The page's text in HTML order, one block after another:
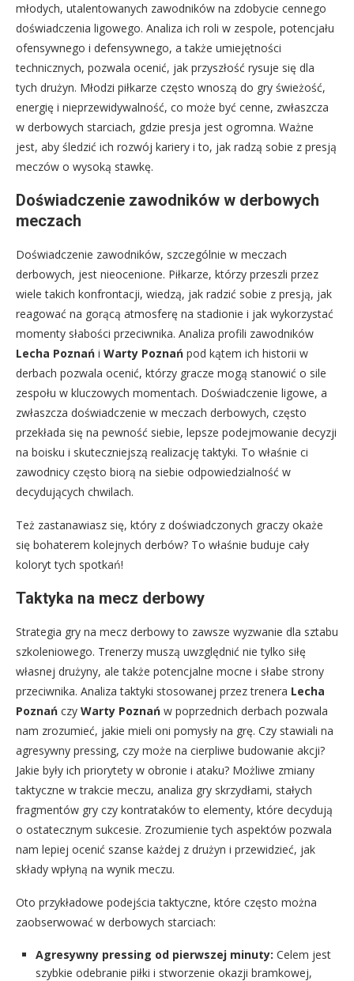
młodych, utalentowanych zawodników na zdobycie cennego
doświadczenia ligowego. Analiza ich roli w zespole, potencjału
ofensywnego i defensywnego, a także umiejętności
technicznych, pozwala ocenić, jak przyszłość rysuje się dla
tych drużyn. Młodzi piłkarze często wnoszą do gry świeżość,
energię i nieprzewidywalność, co może być cenne, zwłaszcza
w derbowych starciach, gdzie presja jest ogromna. Ważne
jest, aby śledzić ich rozwój kariery i to, jak radzą sobie z presją
meczów o wysoką stawkę.
Doświadczenie zawodników w derbowych
meczach
Doświadczenie zawodników, szczególnie w meczach
derbowych, jest nieocenione. Piłkarze, którzy przeszli przez
wiele takich konfrontacji, wiedzą, jak radzić sobie z presją, jak
reagować na gorącą atmosferę na stadionie i jak wykorzystać
momenty słabości przeciwnika. Analiza profili zawodników
Lecha Poznań i Warty Poznań pod kątem ich historii w
derbach pozwala ocenić, którzy gracze mogą stanowić o sile
zespołu w kluczowych momentach. Doświadczenie ligowe, a
zwłaszcza doświadczenie w meczach derbowych, często
przekłada się na pewność siebie, lepsze podejmowanie decyzji
na boisku i skuteczniejszą realizację taktyki. To właśnie ci
zawodnicy często biorą na siebie odpowiedzialność w
decydujących chwilach.
Też zastanawiasz się, który z doświadczonych graczy okaże
się bohaterem kolejnych derbów? To właśnie buduje cały
koloryt tych spotkań!
Taktyka na mecz derbowy
Strategia gry na mecz derbowy to zawsze wyzwanie dla sztabu
szkoleniowego. Trenerzy muszą uwzględnić nie tylko siłę
własnej drużyny, ale także potencjalne mocne i słabe strony
przeciwnika. Analiza taktyki stosowanej przez trenera Lecha
Poznań czy Warty Poznań w poprzednich derbach pozwala
nam zrozumieć, jakie mieli oni pomysły na grę. Czy stawiali na
agresywny pressing, czy może na cierpliwe budowanie akcji?
Jakie były ich priorytety w obronie i ataku? Możliwe zmiany
taktyczne w trakcie meczu, analiza gry skrzydłami, stałych
fragmentów gry czy kontrataków to elementy, które decydują
o ostatecznym sukcesie. Zrozumienie tych aspektów pozwala
nam lepiej ocenić szanse każdej z drużyn i przewidzieć, jak
składy wpłyną na wynik meczu.
Oto przykładowe podejścia taktyczne, które często można
zaobserwować w derbowych starciach:
Agresywny pressing od pierwszej minuty: Celem jest
szybkie odebranie piłki i stworzenie okazji bramkowej,